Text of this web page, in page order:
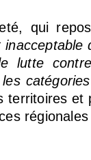
qui
inacceptable
lutte
territoires et